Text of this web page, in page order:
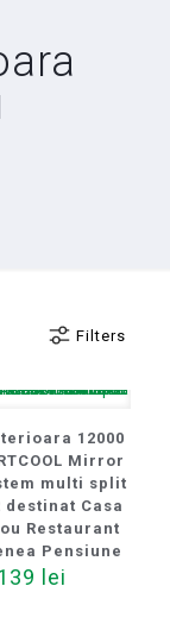
Filters
12000
Mirror
multi split
destinat Casa
Restaurant
Pensiune
lei